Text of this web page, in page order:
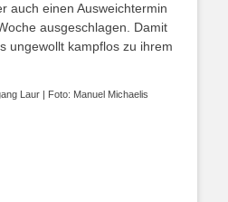
auch einen Ausweichtermin
ausgeschlagen. Damit
ungewollt kampflos zu ihrem
Laur | Foto: Manuel Michaelis